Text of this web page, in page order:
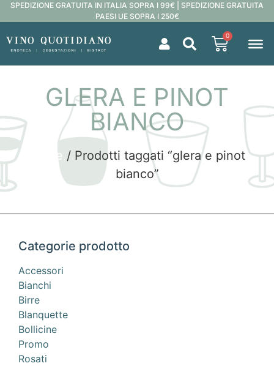
SPEDIZIONE GRATUITA IN ITALIA SOPRA I 99€ | SPEDIZIONE GRATUITA
PAESI UE SOPRA I 250€
0
GLERA E PINOT
BIANCO
Home / Prodotti taggati “glera e pinot
bianco”
Categorie prodotto
Accessori
Bianchi
Birre
Blanquette
Bollicine
Promo
Rosati